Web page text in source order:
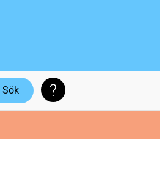
Sök Söktips